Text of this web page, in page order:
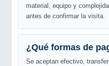
material, equipo y
antes de confirmar la visita.
¿Qué formas de
Se aceptan efectivo,